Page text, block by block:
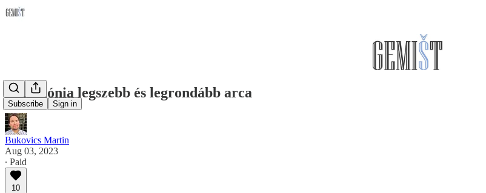
Subscribe Sign in
Macedónia legszebb és legrondább arca
Bukovics Martin
Aug 03, 2023
∙ Paid
10